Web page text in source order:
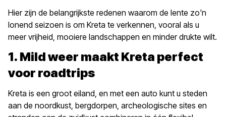
Hier zijn de belangrijkste redenen waarom de lente zo'n
lonend seizoen is om Kreta te verkennen, vooral als u
meer vrijheid, mooiere landschappen en minder drukte wilt.
1. Mild weer maakt Kreta perfect
voor roadtrips
Kreta is een groot eiland, en met een auto kunt u steden
aan de noordkust, bergdorpen, archeologische sites en